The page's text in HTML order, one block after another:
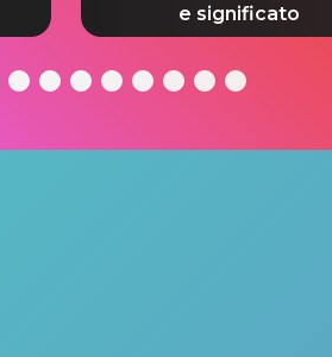
e significato